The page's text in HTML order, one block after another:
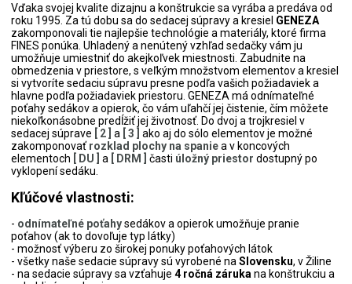
Vďaka svojej kvalite dizajnu a konštrukcie sa vyrába a predáva od
roku 1995. Za tú dobu sa do sedacej súpravy a kresiel GENEZA
zakomponovali tie najlepšie technológie a materiály, ktoré firma
FINES ponúka. Uhladený a nenútený vzhľad sedačky vám ju
umožňuje umiestniť do akejkoľvek miestnosti. Zabudnite na
obmedzenia v priestore, s veľkým množstvom elementov a kresiel
si vytvoríte sedaciu súpravu presne podľa vašich požiadaviek a
hlavne podľa požiadaviek priestoru. GENEZA má odnímateľné
poťahy sedákov a opierok, čo vám uľahčí jej čistenie, čím môžete
niekoľkonásobne predĺžiť jej životnosť. Do dvoj a trojkresiel v
sedacej súprave
[ 2 ] a [ 3 ]
ako aj do sólo elementov je možné
zakomponovať rozklad plochy na spaniea v koncových
elementoch
[ DU ] a [ DRM ] časti úložný priestor dostupný po
vyklopení sedáku.
Kľúčové vlastnosti:
- odnímateľné poťahysedákov a opierok umožňuje pranie
poťahov (ak to dovoľuje typ látky)
- možnosť výberu zo širokej ponuky poťahových látok
- všetky naše sedacie súpravy sú vyrobené na Slovensku, v Žiline
- na sedacie súpravy sa vzťahuje 4 ročná záruka na konštrukciu a